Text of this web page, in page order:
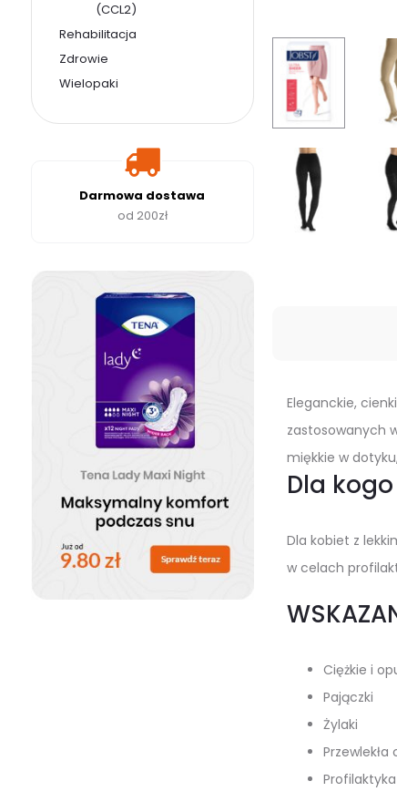
Eleganckie,
zastosowanych
miękkie w
Dla kogo
Dla kobiet z
w celach
Ciężkie i
Pajączki
Żylaki
Profilaktyka
(CCL2)
Rehabilitacja
Zdrowie
Wielopaki
Darmowa dostawa
od 200zł